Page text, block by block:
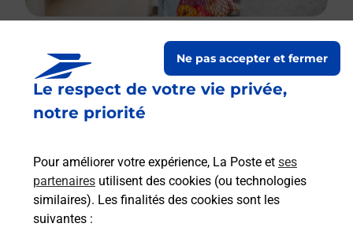
Le respect de votre vie privée,
notre priorité
Pour améliorer votre expérience, La Poste et ses
partenaires utilisent des cookies (ou technologies
similaires). Les finalités des cookies sont les
suivantes :
Ne pas accepter et fermer
Boîte aux lettres La Poste
Collecte du courrier aujourd'hui à
Rue Du Commerce
La Vespiere Friardel
Itinéraire
Le lien s'ouvre dans un nouvel onglet